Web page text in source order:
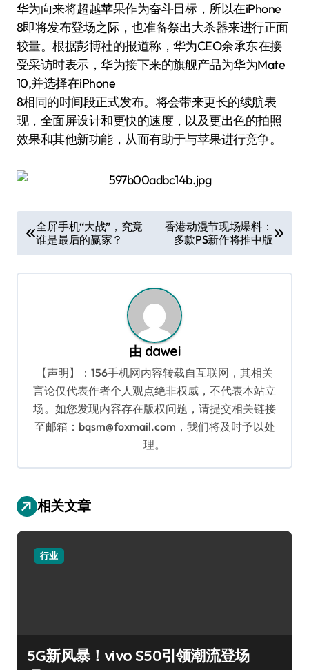
华为向来将超越苹果作为奋斗目标，所以在iPhone
8即将发布登场之际，也准备祭出大杀器来进行正面
较量。根据彭博社的报道称，华为CEO余承东在接
受采访时表示，华为接下来的旗舰产品为华为Mate
10,并选择在iPhone
8相同的时间段正式发布。将会带来更长的续航表
现，全面屏设计和更快的速度，以及更出色的拍照
效果和其他新功能，从而有助于与苹果进行竞争。
章
导
全屏手机“大战”，究竟
谁是最后的赢家？
香港动漫节现场爆料：
多款PS新作将推中版
由 dawei
【声明】：156手机网内容转载自互联网，其相关
言论仅代表作者个人观点绝非权威，不代表本站立
场。如您发现内容存在版权问题，请提交相关链接
至邮箱：bqsm@foxmail.com，我们将及时予以处
理。
相关文章
行业
5G新风暴！vivo S50引领潮流登场